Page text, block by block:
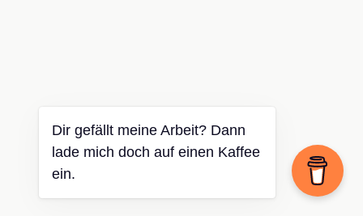
Dir gefällt meine Arbeit? Dann
lade mich doch auf einen Kaffee
ein.